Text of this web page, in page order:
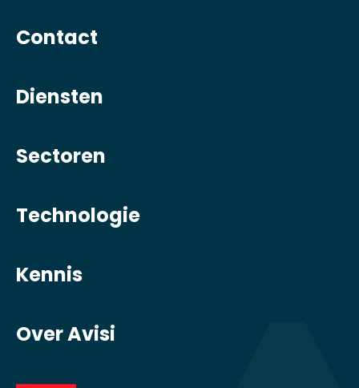
Contact
Diensten
Sectoren
Technologie
Kennis
Over Avisi